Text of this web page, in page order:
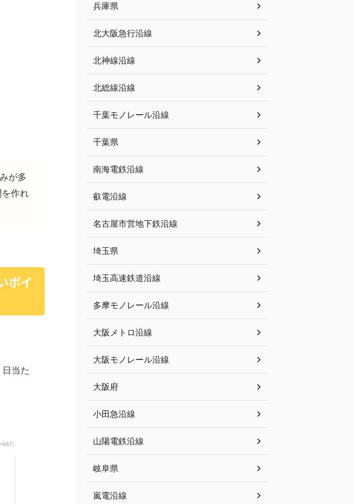
が多
作れ
ポイ
当た
兵庫県
北大阪急行沿線
北神線沿線
北総線沿線
千葉モノレール沿線
千葉県
南海電鉄沿線
叡電沿線
名古屋市営地下鉄沿線
埼玉県
埼玉高速鉄道沿線
多摩モノレール沿線
大阪メトロ沿線
大阪モノレール沿線
大阪府
小田急沿線
山陽電鉄沿線
岐阜県
嵐電沿線